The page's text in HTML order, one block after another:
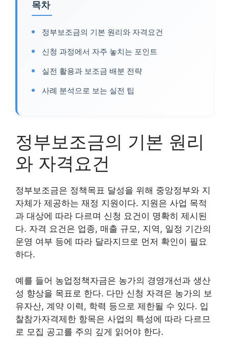
목차
정부보조금의 기본 원리와 자격요건
신청 과정에서 자주 놓치는 포인트
실전 활용과 보조금 배분 전략
사례 분석으로 보는 실전 팁
정부보조금의 기본 원리
와 자격요건
정부보조금은 정책목표 달성을 위해 중앙정부와 지
자체가 제공하는 재정 지원이다. 지원은 사업 목적
과 대상에 따라 다르며 신청 요건이 명확히 제시된
다. 자격 요건은 업종, 매출 규모, 지역, 일정 기간의
운영 여부 등에 따라 달라지므로 먼저 확인이 필요
하다.
예를 들어 농업정책자금은 농가의 경영개선과 생산
성 향상을 목표로 한다. 다만 신청 자격은 농가의 보
유자산, 계약 이력, 학력 등으로 제한될 수 있다. 입
찰참가자격제한 항목은 사업의 특성에 따라 다르므
로 모집 공고를 주의 깊게 읽어야 한다.